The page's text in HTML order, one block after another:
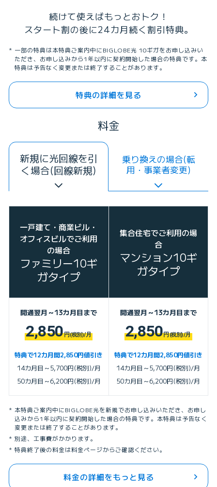
続けて使えばもっとおトク！
スタート割の後に24カ月続く割引特典。
一部の特典は本特典ご案内中にBIGLOBE光 10ギガをお申し込みい
ただき、お申し込みから1年以内に契約開始した場合の特典です。本
特典は予告なく変更または終了することがあります。
特典の詳細を見る
料金
新規に光回線を引
く場合(回線新規)
乗り換えの場合(転
用・事業者変更)
一戸建て・商業ビル・
オフィスビルでご利用
の場合
ファミリー10ギ
ガタイプ
集合住宅でご利用の場
合
マンション10ギ
ガタイプ
開通翌月～13カ月目まで
2,850円(税別)/月
特典で12カ月間2,850円値引き
14カ月目～5,700円(税別)/月
50カ月目～6,200円(税別)/月
開通翌月～13カ月目まで
2,850円(税別)/月
特典で12カ月間2,850円値引き
14カ月目～5,700円(税別)/月
50カ月目～6,200円(税別)/月
本特典ご案内中にBIGLOBE光を新規でお申し込みいただき、お申し
込みから1年以内に契約開始した場合の特典です。本特典は予告なく
変更または終了することがあります。
別途、工事費がかかります。
特典終了後の料金は料金ページからご確認ください。
料金の詳細をもっと見る